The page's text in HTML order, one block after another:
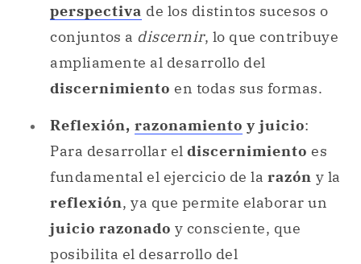
perspectiva de los distintos sucesos o
conjuntos a discernir, lo que contribuye
ampliamente al desarrollo del
discernimiento en todas sus formas.
Reflexión, razonamiento y juicio:
Para desarrollar el discernimiento es
fundamental el ejercicio de la razón y la
reflexión, ya que permite elaborar un
juicio razonado y consciente, que
posibilita el desarrollo del